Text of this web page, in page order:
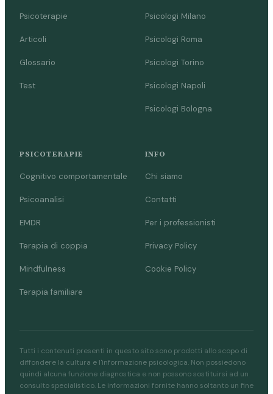
Psicoterapie
Articoli
Glossario
Test
Psicologi Milano
Psicologi Roma
Psicologi Torino
Psicologi Napoli
Psicologi Bologna
PSICOTERAPIE
Cognitivo comportamentale
Psicoanalisi
EMDR
Terapia di coppia
Mindfulness
Terapia familiare
INFO
Chi siamo
Contatti
Per i professionisti
Privacy Policy
Cookie Policy
Tutti i contenuti presenti in questo sito sono prodotti allo scopo di
diffondere la cultura e l'informazione psicologica. Non possiedono
quindi alcuna funzione diagnostica e non possono sostituirsi ad un
consulto specialistico. Le informazioni fornite hanno soltanto un fine